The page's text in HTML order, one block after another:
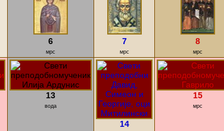
6
мрс
7
мрс
8
мрс
13
вода
14
15
мрс